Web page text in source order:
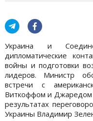
Украина и
дипломатические
войны и подготовки
лидеров. Министр
встречи с
Виткоффом и Джаредом
результатах
Украины Владимир